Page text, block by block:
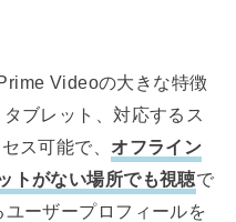
Videoの大きな特徴
ブレット、対応するス
ス可能で、 オフライン
トがない場所でも視聴で
ーザープロフィールを